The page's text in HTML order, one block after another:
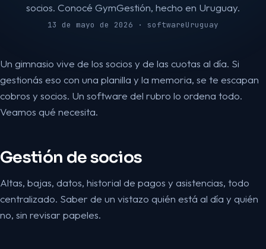
socios. Conocé GymGestión, hecho en Uruguay.
13 de mayo de 2026 · softwareUruguay
Un gimnasio vive de los socios y de las cuotas al día. Si
gestionás eso con una planilla y la memoria, se te escapan
cobros y socios. Un software del rubro lo ordena todo.
Veamos qué necesita.
Gestión de socios
Altas, bajas, datos, historial de pagos y asistencias, todo
centralizado. Saber de un vistazo quién está al día y quién
no, sin revisar papeles.